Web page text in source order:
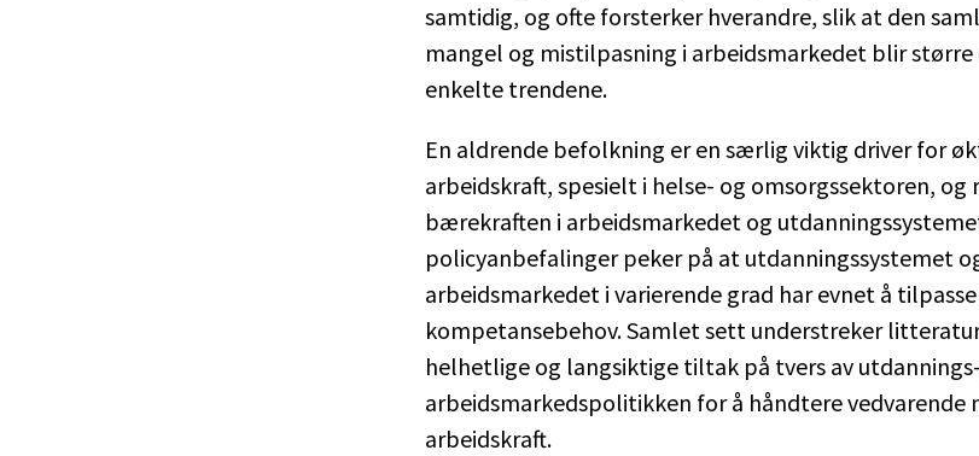
samtidig, og ofte forsterker hverandre, slik at den
mangel og mistilpasning i arbeidsmarkedet blir større
enkelte trendene.
En aldrende befolkning er en særlig viktig driver for
arbeidskraft, spesielt i helse- og omsorgssektoren, og
bærekraften i arbeidsmarkedet og
policyanbefalinger peker på at utdanningssystemet
arbeidsmarkedet i varierende grad har evnet å
kompetansebehov. Samlet sett understreker
helhetlige og langsiktige tiltak på tvers av
arbeidsmarkedspolitikken for å håndtere vedvarende
arbeidskraft.